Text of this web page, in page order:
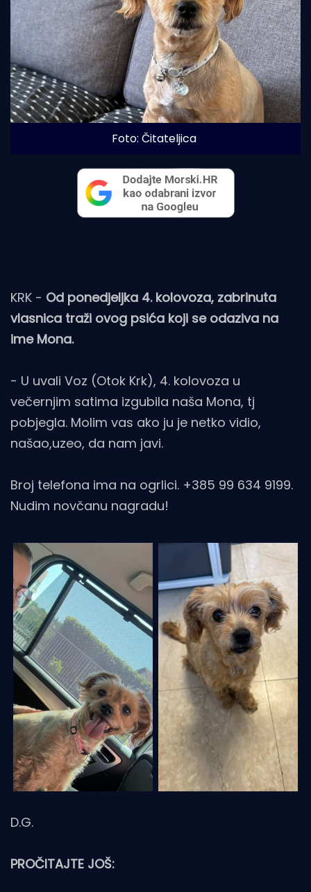
Foto: Čitateljica
KRK - Od ponedjeljka 4. kolovoza, zabrinuta
vlasnica traži ovog psića koji se odaziva na
ime Mona.
- U uvali Voz (Otok Krk), 4. kolovoza u
večernjim satima izgubila naša Mona, tj
pobjegla. Molim vas ako ju je netko vidio,
našao,uzeo, da nam javi.
Broj telefona ima na ogrlici. +385 99 634 9199.
Nudim novčanu nagradu!
D.G.
PROČITAJTE JOŠ: